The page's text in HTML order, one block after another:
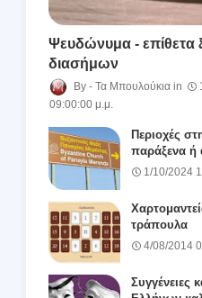
Ψευδώνυμα - επίθετα
διασήμων
Τα Μπουλούκια
09:00:00 μ.μ.
Περιοχές
παράξενα ή
1/10/2024
τράπουλα
4/08/2014
Συγγένειες